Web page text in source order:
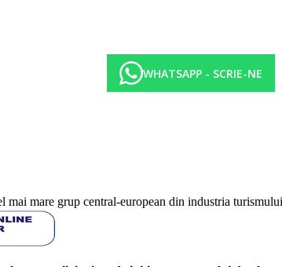
WHATSAPP - SCRIE-NE
mai mare grup central-european din industria